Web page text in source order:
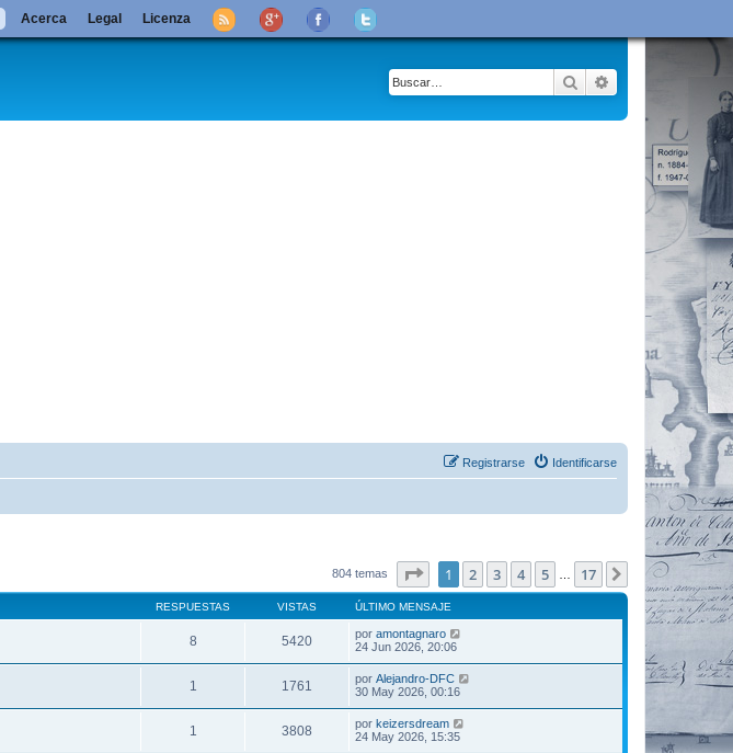
Buscar Búsqueda
Identificarse
Registrarse
804 temas Página1 de 17
1 2 3 4 5 17 Siguiente
RESPUESTAS VISTAS ÚLTIMO MENSAJE
8 5420 por amontagnaro
24 Jun 2026, 20:06
1 1761 por Alejandro-DFC
30 May 2026, 00:16
1 3808 por keizersdream
24 May 2026, 15:35
Acerca Legal Licenza